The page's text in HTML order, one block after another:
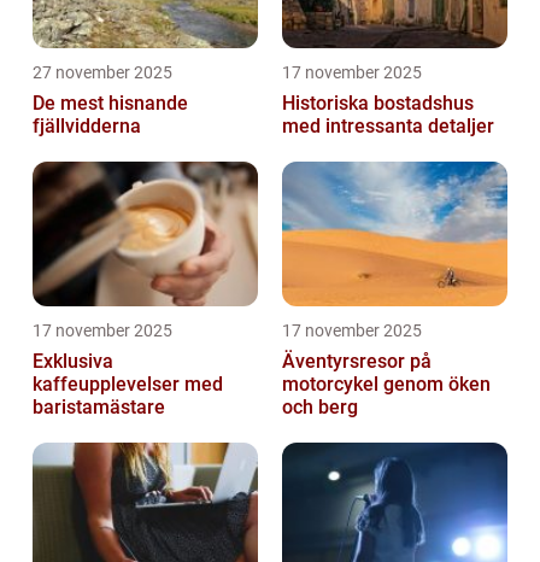
27 november 2025
De mest hisnande
fjällvidderna
17 november 2025
Historiska bostadshus
med intressanta detaljer
17 november 2025
Exklusiva
kaffeupplevelser med
baristamästare
17 november 2025
Äventyrsresor på
motorcykel genom öken
och berg